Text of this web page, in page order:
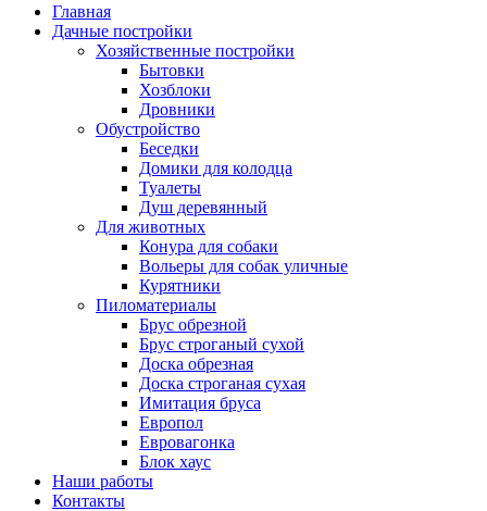
Главная
Дачные постройки
Хозяйственные постройки
Бытовки
Хозблоки
Дровники
Обустройство
Беседки
Домики для колодца
Туалеты
Душ деревянный
Для животных
Конура для собаки
Вольеры для собак уличные
Курятники
Пиломатериалы
Брус обрезной
Брус строганый сухой
Доска обрезная
Доска строганая сухая
Имитация бруса
Европол
Евровагонка
Блок хаус
Наши работы
Контакты